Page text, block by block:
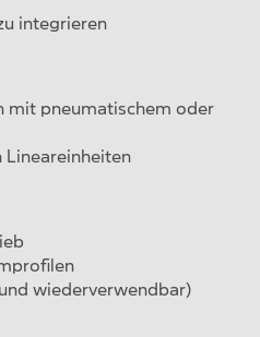
integrieren
mit pneumatischem oder
Lineareinheiten
wiederverwendbar)